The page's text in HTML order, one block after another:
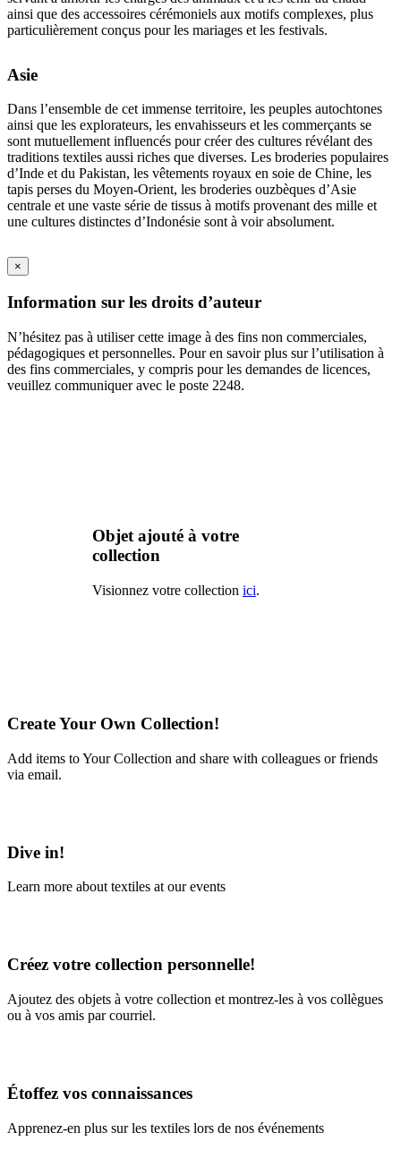
ainsi que des accessoires cérémoniels aux motifs complexes, plus
particulièrement conçus pour les mariages et les festivals.
Asie
Dans l’ensemble de cet immense territoire, les peuples autochtones
ainsi que les explorateurs, les envahisseurs et les commerçants se
sont mutuellement influencés pour créer des cultures révélant des
traditions textiles aussi riches que diverses. Les broderies populaires
d’Inde et du Pakistan, les vêtements royaux en soie de Chine, les
tapis perses du Moyen-Orient, les broderies ouzbèques d’Asie
centrale et une vaste série de tissus à motifs provenant des mille et
une cultures distinctes d’Indonésie sont à voir absolument.
×
Information sur les droits d’auteur
N’hésitez pas à utiliser cette image à des fins non commerciales,
pédagogiques et personnelles. Pour en savoir plus sur l’utilisation à
des fins commerciales, y compris pour les demandes de licences,
veuillez communiquer avec le poste 2248.
Objet ajouté à votre
collection
Visionnez votre collection ici.
Create Your Own Collection!
Add items to Your Collection and share with colleagues or friends
via email.
Dive in!
Learn more about textiles at our events
Créez votre collection personnelle!
Ajoutez des objets à votre collection et montrez-les à vos collègues
ou à vos amis par courriel.
Étoffez vos connaissances
Apprenez-en plus sur les textiles lors de nos événements